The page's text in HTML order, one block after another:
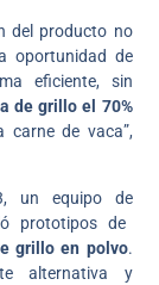
del producto no
oportunidad de
eficiente, sin
de grillo el 70%
de vaca”,
un equipo de
prototipos de
grillo en polvo.
alternativa y